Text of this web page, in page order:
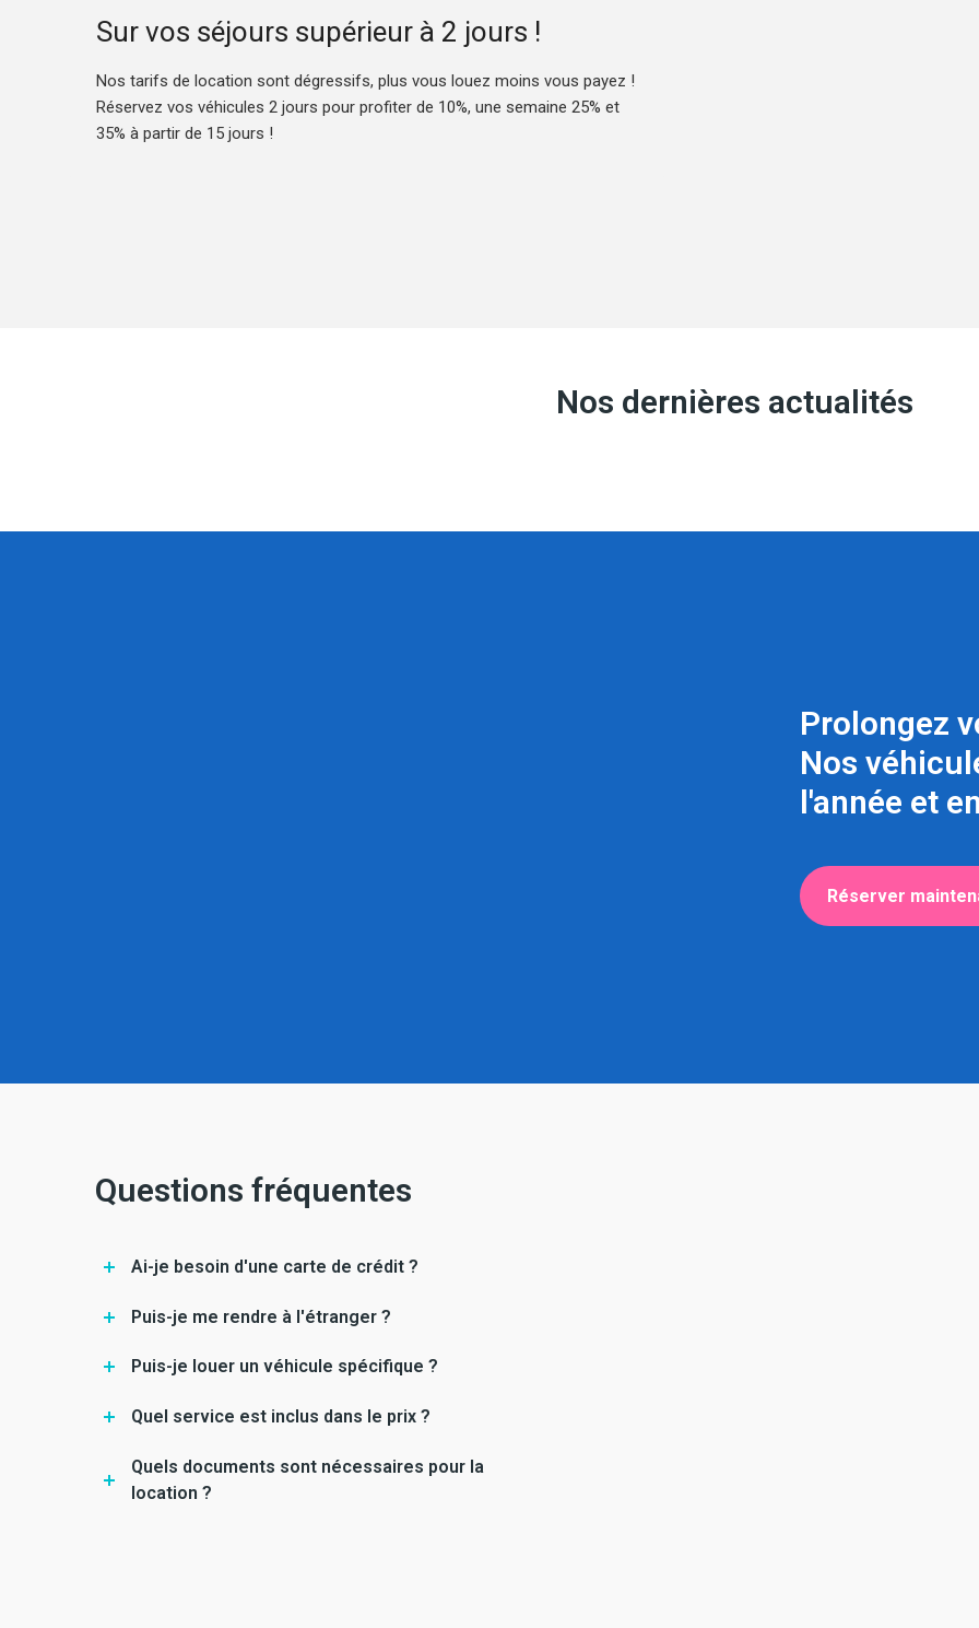
Sur vos séjours supérieur à 2 jours !
Nos tarifs de location sont dégressifs, plus vous louez moins vous payez !
Réservez vos véhicules 2 jours pour profiter de 10%, une semaine 25% et
35% à partir de 15 jours !
Nos dernières actualités
Prolongez
Nos
l'année et
Réserver
Questions fréquentes
Ai-je besoin d'une carte de crédit ?
Puis-je me rendre à l'étranger ?
Puis-je louer un véhicule spécifique ?
Quel service est inclus dans le prix ?
Quels documents sont nécessaires pour la
location ?